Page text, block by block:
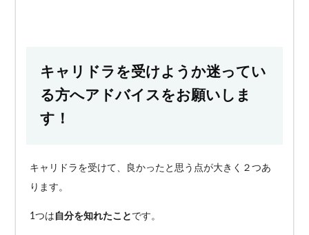
キャリドラを受けようか迷ってい
る方へアドバイスをお願いしま
す！
キャリドラを受けて、良かったと思う点が大きく２つあ
ります。
1つは 自分を知れたこと です。